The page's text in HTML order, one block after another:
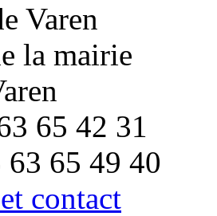
Varen
la mairie
65 42 31
63 65 49 40
contact